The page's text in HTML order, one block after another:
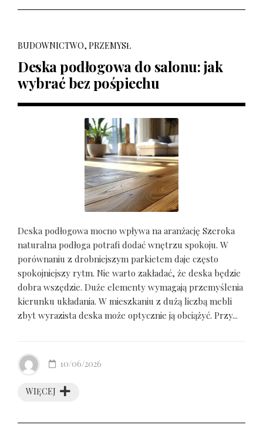
BUDOWNICTWO, PRZEMYSŁ
Deska podłogowa do salonu: jak
wybrać bez pośpiechu
Deska podłogowa mocno wpływa na aranżację Szeroka
naturalna podłoga potrafi dodać wnętrzu spokoju. W
porównaniu z drobniejszym parkietem daje często
spokojniejszy rytm. Nie warto zakładać, że deska będzie
dobra wszędzie. Duże elementy wymagają przemyślenia
kierunku układania. W mieszkaniu z dużą liczbą mebli
zbyt wyrazista deska może optycznie ją obciążyć. Przy...
WIĘCEJ
10/06/2026